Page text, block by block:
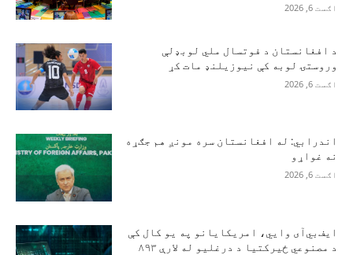
اګست 6, 2026
د افغانستان د فوتسال ملي لوبډلې
وروستۍ لوبه کې نیوزیلنډ مات کړ
اګست 6, 2026
اندرابي: له افغانستان سره مونږ هم جګړه
نه غواړو
اګست 6, 2026
ایف‌بي‌آی وايي، امریکایانو په یو کال کې
د مصنوعي ځیرکتیا د درغلیو له لارې ۸۹۳